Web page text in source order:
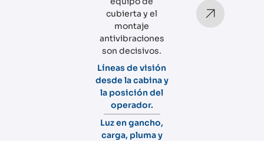
cubierta y el
montaje
antivibraciones
son decisivos.
Líneas de visión
desde la cabina y
la posición del
operador.
Luz en gancho,
carga, pluma y